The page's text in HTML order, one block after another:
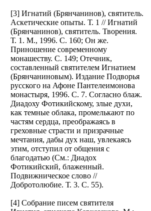
[3] Игнатий (Брянчанинов), святитель.
Аскетические опыты. Т. 1 // Игнатий
(Брянчанинов), святитель. Творения.
Т. 1. М., 1996. С. 160; Он же.
Приношение современному
монашеству. С. 149; Отечник,
составленный святителем Игнатием
(Брянчаниновым). Издание Подворья
русского на Афоне Пантелеимонова
монастыря, 1996. С. 7. Согласно блаж.
Диадоху Фотикийскому, злые духи,
как темные облака, промелькают по
частям сердца, преображаясь в
греховные страсти и призрачные
мечтания, дабы дух наш, увлекаясь
этим, отступил от общения с
благодатью (См.: Диадох
Фотикийский, блаженный.
Подвижническое слово //
Добротолюбие. Т. 3. С. 55).
[4] Собрание писем святителя